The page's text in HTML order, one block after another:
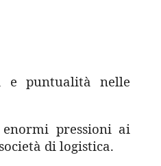
e puntualità nelle
enormi pressioni ai
di logistica.